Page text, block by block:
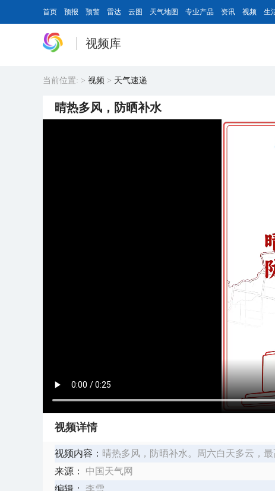
首页 预报 预警 雷达 云图 天气地图 专业产品 资讯 视频 生
视频库
当前位置: > 视频 > 天气速递
晴热多风，防晒补水
视频详情
视频内容： 晴热多风，防晒补水。周六白天多云，
来源：
中国天气网
编辑：
李雪